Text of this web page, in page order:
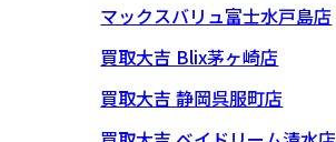
マックスバリュ富士水戸島店
買取大吉 Blix茅ヶ崎店
買取大吉 静岡呉服町店